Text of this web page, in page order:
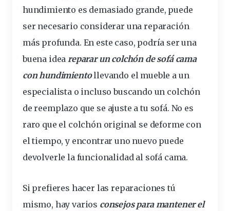
hundimiento es demasiado grande, puede
ser necesario considerar una reparación
más profunda. En este caso, podría ser una
buena ideareparar uncolchón de sofá cama
con hundimientollevando el mueble a un
especialista o incluso buscando un colchón
de reemplazo que se ajuste a tu sofá. No es
raro que el colchón original se deforme con
el tiempo, y encontrar uno nuevo puede
devolverle la funcionalidad al sofá cama.
Si prefieres hacer las reparaciones tú
mismo, hay varios consejos para mantenerel